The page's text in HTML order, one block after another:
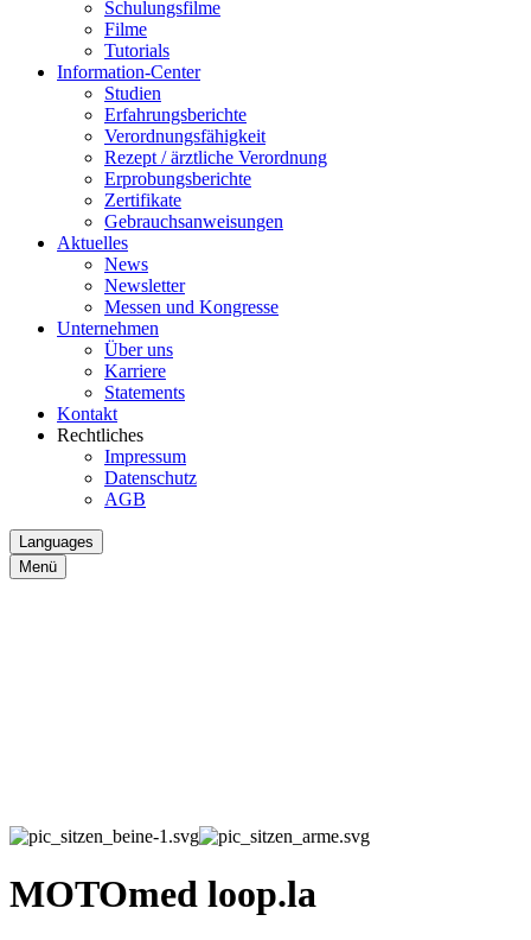
Schulungsfilme
Filme
Tutorials
Information-Center
Studien
Erfahrungsberichte
Verordnungsfähigkeit
Rezept / ärztliche Verordnung
Erprobungsberichte
Zertifikate
Gebrauchsanweisungen
Aktuelles
News
Newsletter
Messen und Kongresse
Unternehmen
Über uns
Karriere
Statements
Kontakt
Rechtliches
Impressum
Datenschutz
AGB
Languages
Menü
MOTOmed loop.la